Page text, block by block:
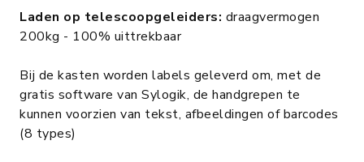
Laden op telescoopgeleiders: draagvermogen
200kg - 100% uittrekbaar
Bij de kasten worden labels geleverd om, met de
gratis software van Sylogik, de handgrepen te
kunnen voorzien van tekst, afbeeldingen of barcodes
(8 types)